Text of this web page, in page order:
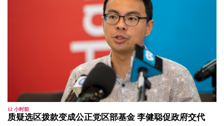
12 小时前
质疑选区拨款变成公正党区部基金 李健聪促政府交代